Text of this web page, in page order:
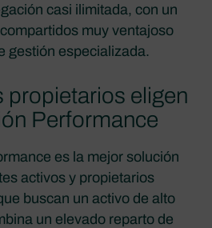
casi ilimitada, con un
muy ventajoso
gestión especializada.
propietarios eligen
Performance
es la mejor solución
activos y propietarios
buscan un activo de alto
un elevado reparto de